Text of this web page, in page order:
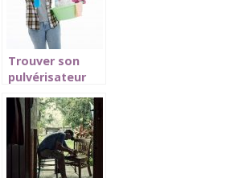
Trouver son
pulvérisateur